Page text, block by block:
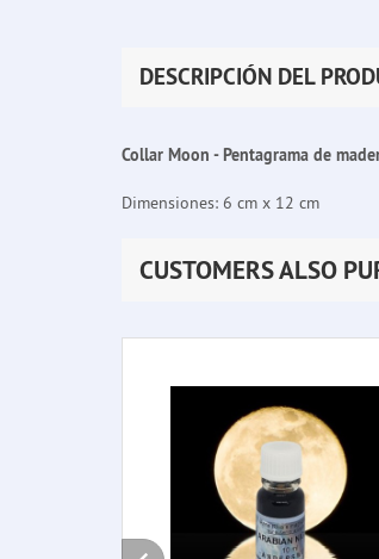
DESCRIPCIÓN DEL
Collar Moon - Pentagrama de
Dimensiones: 6 cm x 12 cm
CUSTOMERS ALSO